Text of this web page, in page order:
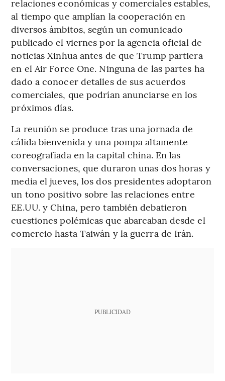
relaciones económicas y comerciales estables,
al tiempo que amplían la cooperación en
diversos ámbitos, según un comunicado
publicado el viernes por la agencia oficial de
noticias Xinhua antes de que Trump partiera
en el Air Force One. Ninguna de las partes ha
dado a conocer detalles de sus acuerdos
comerciales, que podrían anunciarse en los
próximos días.
La reunión se produce tras una jornada de
cálida bienvenida y una pompa altamente
coreografiada en la capital china. En las
conversaciones, que duraron unas dos horas y
media el jueves, los dos presidentes adoptaron
un tono positivo sobre las relaciones entre
EE.UU. y China, pero también debatieron
cuestiones polémicas que abarcaban desde el
comercio hasta Taiwán y la guerra de Irán.
PUBLICIDAD